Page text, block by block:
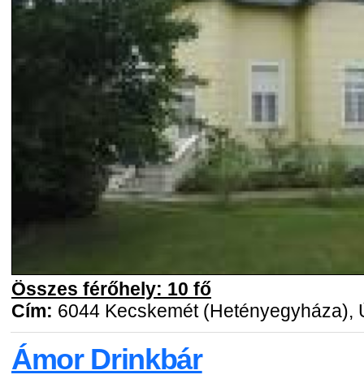
Összes férőhely: 10 fő
Cím: 6044 Kecskemét (Hetényegyháza),
Ámor Drinkbár